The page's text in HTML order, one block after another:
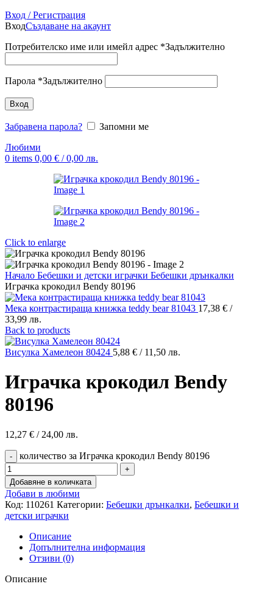
Вход / Регистрация
ВходСъздаване на акаунт
Потребителско име или имейл адрес *Задължително
Парола *Задължително
Вход
Забравена парола?
Запомни ме
Любими
0 items 0,00 € / 0,00 лв.
Click to enlarge
Начало Бебешки и детски играчки Бебешки дрънкалки
Играчка крокодил Bendy 80196
Мека контрастираща книжка teddy bear 81043 17,38 € /
33,99 лв.
Back to products
Висулка Хамелеон 80424 5,88 € / 11,50 лв.
Играчка крокодил Bendy
80196
12,27 € / 24,00 лв.
количество за Играчка крокодил Bendy 80196
Добавяне в количката
Добави в любими
Код: 110261 Категории: Бебешки дрънкалки, Бебешки и
детски играчки
Описание
Допълнителна информация
Отзиви (0)
Описание